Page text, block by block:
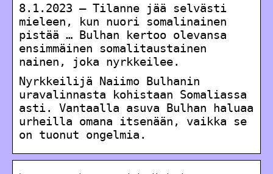
8.1.2023 — Tilanne jää selvästi
mieleen, kun nuori somalinainen
pistää … Bulhan kertoo olevansa
ensimmäinen somalitaustainen
nainen, joka nyrkkeilee.
Nyrkkeilijä Naiimo Bulhanin
uravalinnasta kohistaan Somaliassa
asti. Vantaalla asuva Bulhan haluaa
urheilla omana itsenään, vaikka se
on tuonut ongelmia.